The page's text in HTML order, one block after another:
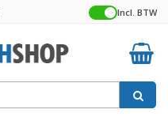
Incl. BTW